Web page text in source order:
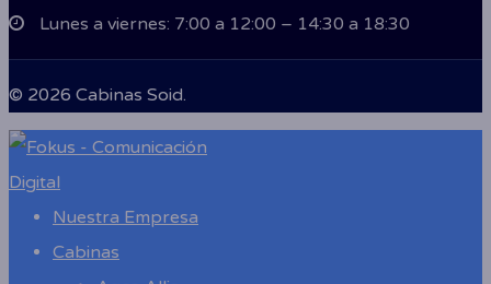
Lunes a viernes: 7:00 a 12:00 – 14:30 a 18:30
© 2026 Cabinas Soid.
Close
Menu
Nuestra Empresa
Cabinas